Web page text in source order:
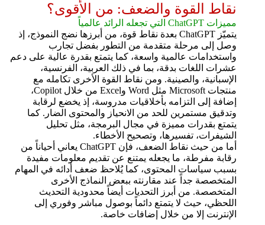
نقاط القوة والضعف: من الأقوى؟
مميزات ChatGPT التي تجعله الرائد عالمياً
يتميّز ChatGPT بعدة نقاط قوة، من أبرزها نضج النموذج، إذ
وصل إلى مرحلة متقدمة من التطور بفضل تجارب
واستخدامات عالمية واسعة، كما يتمتع بقدرة عالية على دعم
عشرات اللغات بدقة، بما في ذلك العربية، الفرنسية،
الإسبانية، والصينية. ومن نقاط القوة الأخرى تكامله مع
منتجات Microsoft مثل Word وExcel من خلال Copilot،
إضافة إلى التزامه بأخلاقيات مدروسة، إذ يخضع لرقابة
وتدقيق مستمرين للحد من الانحياز والمحتوى الضار. كما
يتمتع بقدرات مميزة في مجال البرمجة، مثل تحليل
الشيفرات، تفسيرها، وتصحيح الأخطاء.
أما من حيث نقاط الضعف، فإن ChatGPT يعاني أحياناً من
رقابة مفرطة، ما يجعله يمتنع عن تقديم معلومات مفيدة
بسبب سياسات المحتوى، كما يُلاحظ ضعف أدائه في المهام
المتخصصة جداً عند مقارنته ببعض النماذج الأخرى
المتخصصة. من أبرز التحديات أيضاً محدودية التحديث
اللحظي، حيث لا يتمتع دائماً بوصول مباشر وفوري إلى
الإنترنت إلا من خلال إضافات خاصة.